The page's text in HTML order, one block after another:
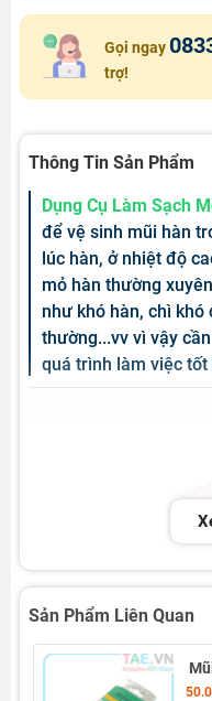
Gọi ngay
trợ!
Thông Tin Sản Phẩm
Dụng Cụ Làm Sạch
để vệ sinh mũi hàn
lúc hàn, ở nhiệt độ
mỏ hàn thường
như khó hàn, chì khó
thường...vv vì vậy
quá trình làm việc tốt
Sản Phẩm Liên Quan